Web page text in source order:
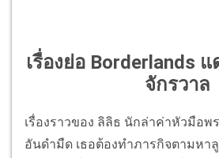
เรื่องย่อ Borderlands
จักรวาล
เรื่องราวของ ลิลิธ นักล่าค่าหัวมือพ
อันดำมืด เธอต้องทำภารกิจตามหา